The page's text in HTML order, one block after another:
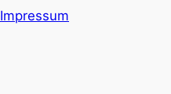
Impressum